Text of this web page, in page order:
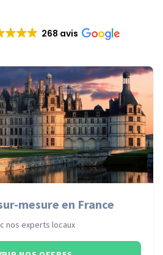
268 avis
mesure en France
nos experts locaux